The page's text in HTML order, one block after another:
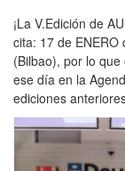
o
n
1
3
/
0
3
u
b
l
i
s
h
e
¡La V.Edición de
cita: 17 de ENERO
(Bilbao), por lo
ese día en la
ediciones